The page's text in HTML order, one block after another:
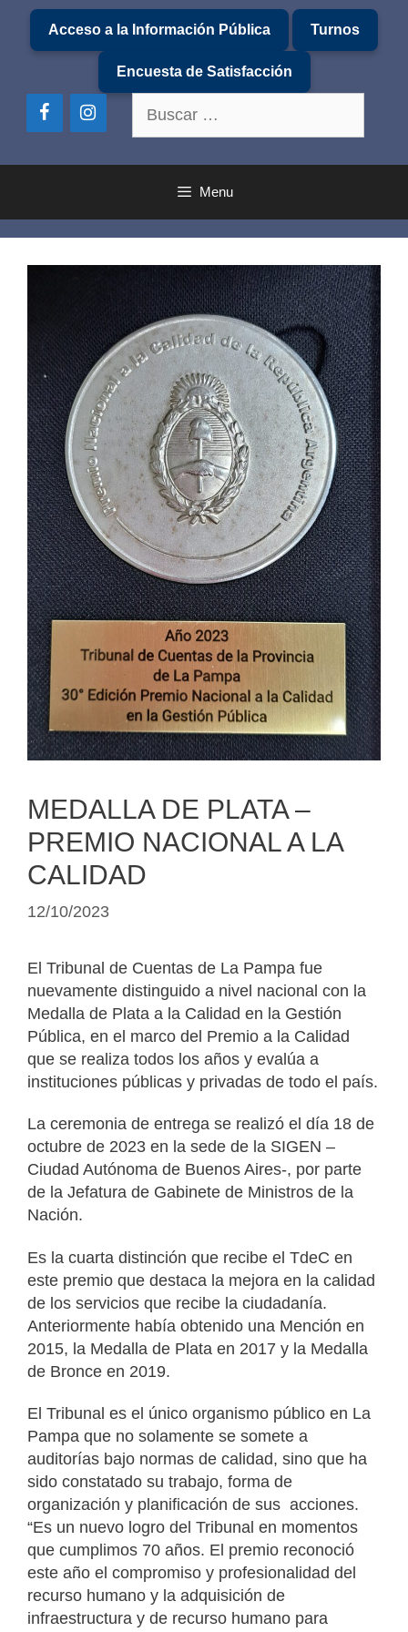
Saltar
contenido
Acceso a la Información Pública Turnos
Encuesta de Satisfacción
Menu
MEDALLA DE PLATA –
PREMIO NACIONAL A LA
CALIDAD
12/10/2023
El Tribunal de Cuentas de La Pampa fue
nuevamente distinguido a nivel nacional con la
Medalla de Plata a la Calidad en la Gestión
Pública, en el marco del Premio a la Calidad
que se realiza todos los años y evalúa a
instituciones públicas y privadas de todo el país.
La ceremonia de entrega se realizó el día 18 de
octubre de 2023 en la sede de la SIGEN –
Ciudad Autónoma de Buenos Aires-, por parte
de la Jefatura de Gabinete de Ministros de la
Nación.
Es la cuarta distinción que recibe el TdeC en
este premio que destaca la mejora en la calidad
de los servicios que recibe la ciudadanía.
Anteriormente había obtenido una Mención en
2015, la Medalla de Plata en 2017 y la Medalla
de Bronce en 2019.
El Tribunal es el único organismo público en La
Pampa que no solamente se somete a
auditorías bajo normas de calidad, sino que ha
sido constatado su trabajo, forma de
organización y planificación de sus acciones.
“Es un nuevo logro del Tribunal en momentos
que cumplimos 70 años. El premio reconoció
este año el compromiso y profesionalidad del
recurso humano y la adquisición de
infraestructura y de recurso humano para